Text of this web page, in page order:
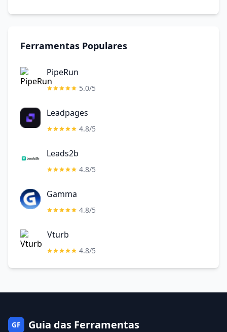
Ferramentas Populares
PipeRun
5.0/5
Leadpages
4.8/5
Leads2b
4.8/5
Gamma
4.8/5
Vturb
4.8/5
GF Guia das Ferramentas